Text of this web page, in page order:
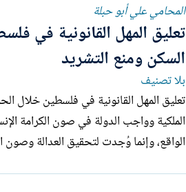
المحامي علي أبو حبلة
تعليق المهل القانونية في
السكن ومنع التشريد
بلا تصنيف
الواقع، وإنما وُجدت لتحقيق العدالة وصون